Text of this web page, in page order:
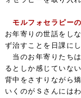
モルフォセラピー
お年寄りの世話をし
ず治すことを日課にし
当のお年寄りたち
るとしか感じていな
背中をさすりながら
いくのがＳさんには